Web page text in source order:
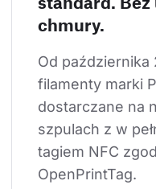
chmury.
Od
filamenty marki
dostarczane na
szpulach z w
tagiem NFC
OpenPrintTag.